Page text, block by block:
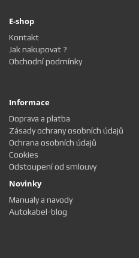
E-shop
Kontakt
Jak nakupovat ?
Obchodní podmínky
Informace
Doprava a platba
Zásady ochrany osobních údajů
Ochrana osobních údajů
Cookies
Odstoupení od smlouvy
Novinky
Manualy a navody
Autokabel-blog